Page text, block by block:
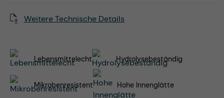
Weitere Technische Details
Lebensmittelecht Hydrolysebeständig
Mikrobenresistent Hohe Innenglätte